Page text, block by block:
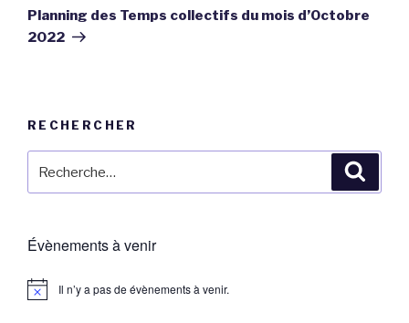
suivant
Planning des Temps collectifs du mois d’Octobre
2022
RECHERCHER
pour
Évènements à venir
Il n’y a pas de évènements à venir.